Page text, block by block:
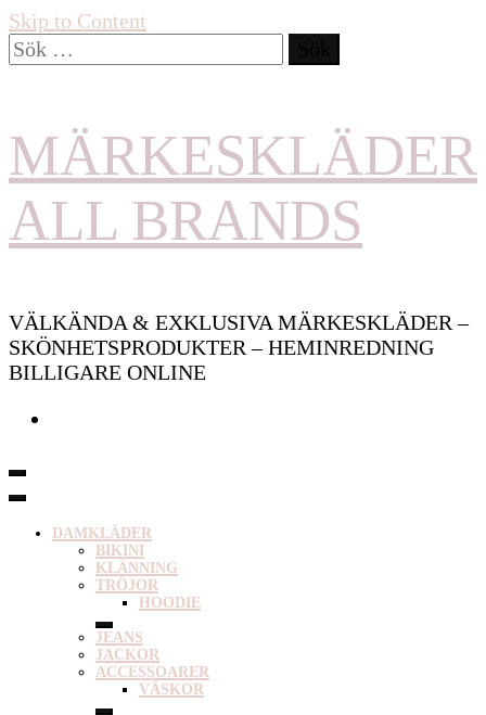
Skip to Content
Sök
efter:
MÄRKESKLÄDER
ALL BRANDS
VÄLKÄNDA & EXKLUSIVA MÄRKESKLÄDER –
SKÖNHETSPRODUKTER – HEMINREDNING
BILLIGARE ONLINE
DAMKLÄDER
BIKINI
KLÄNNING
TRÖJOR
HOODIE
JEANS
JACKOR
ACCESSOARER
VÄSKOR